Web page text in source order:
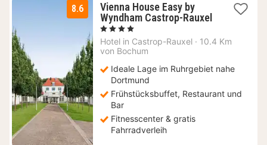
8.6
Vienna House Easy by
Wyndham Castrop-Rauxel
2
Nächte
ab
€
, 4 Sterne
Hotel in Castrop-Rauxel · 10.4 Km
von Bochum
Ideale Lage im Ruhrgebiet nahe
Dortmund
Frühstücksbuffet, Restaurant und
Bar
Fitnesscenter & gratis
Fahrradverleih